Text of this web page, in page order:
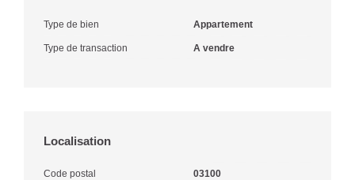
Type de bien Appartement
Type de transaction A vendre
Localisation
Code postal 03100